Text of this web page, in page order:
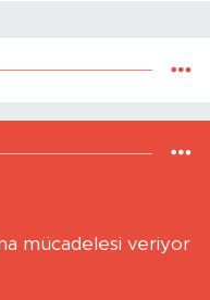
mücadelesi veriyor